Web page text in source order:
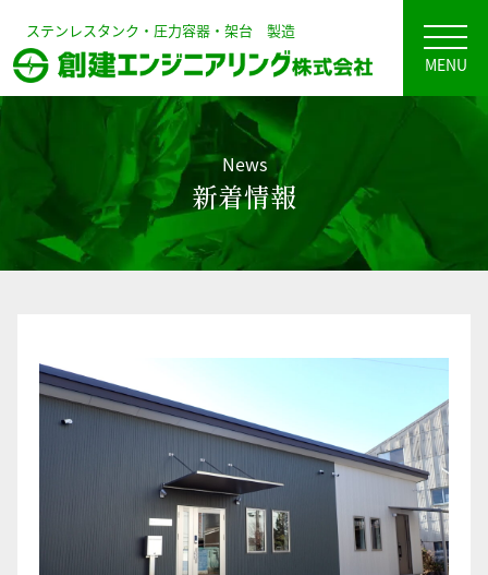
ステンレスタンク・圧力容器・架台 製造
MENU
News
新着情報